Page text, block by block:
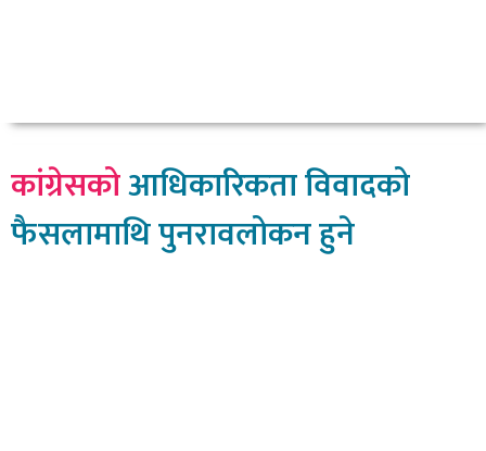
कांग्रेसकोआधिकारिकता विवादको
फैसलामाथि पुनरावलोकन हुने